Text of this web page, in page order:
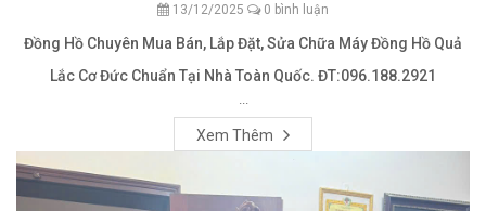
13/12/2025 0 bình luận
Đồng Hồ Chuyên Mua Bán, Lắp Đặt, Sửa Chữa Máy Đồng Hồ Quả
Lắc Cơ Đức Chuẩn Tại Nhà Toàn Quốc. ĐT:096.188.2921
Xem Thêm